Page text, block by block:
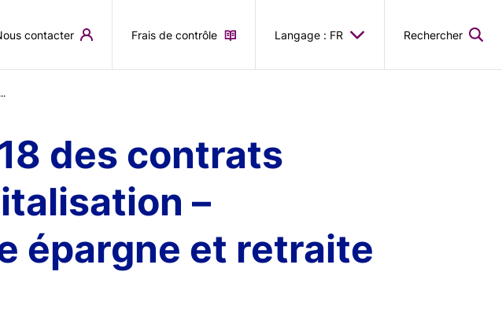
contacter Frais de contrôle Langage : FR Rechercher
des contrats
–
épargne et retraite